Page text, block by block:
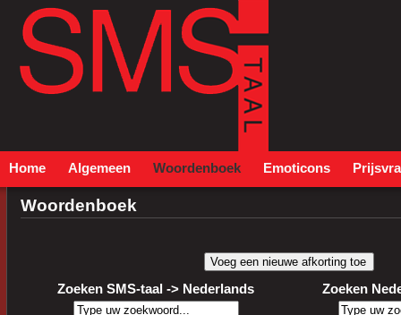
Home Algemeen Woordenboek Emoticons
Woordenboek
Zoeken SMS-taal -> Nederlands Zoeken